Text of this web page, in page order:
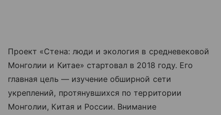
Проект «Стена: люди и экология в средневековой
Монголии и Китае» стартовал в 2018 году. Его
главная цель — изучение обширной сети
укреплений, протянувшихся по территории
Монголии, Китая и России. Внимание